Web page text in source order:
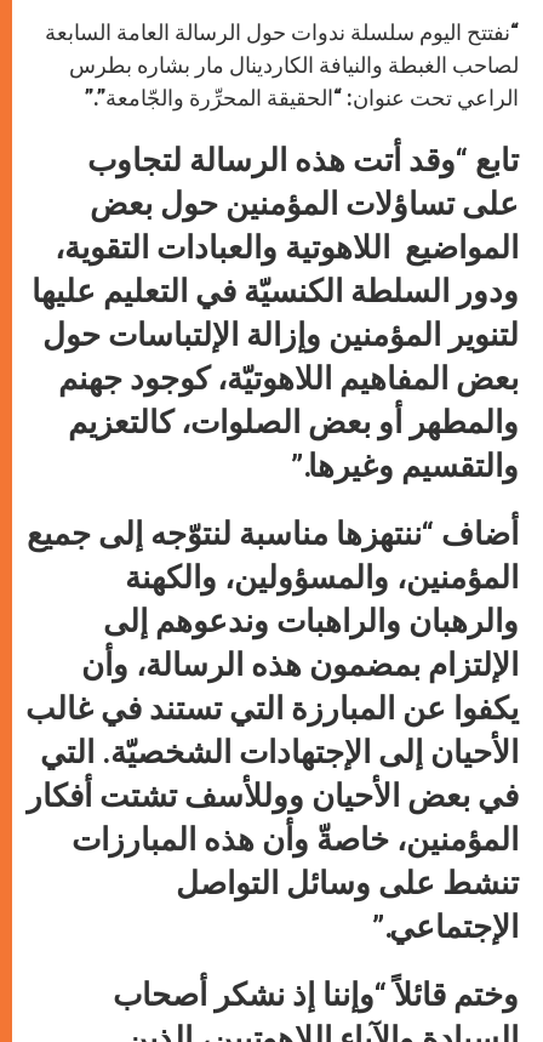
“نفتتح اليوم سلسلة ندوات حول الرسالة العامة السابعة
لصاحب الغبطة والنيافة الكاردينال مار بشاره بطرس
الراعي تحت عنوان: “الحقيقة المحرِّرة والجّامعة”.”
تابع “وقد أتت هذه الرسالة لتجاوب
على تساؤلات المؤمنين حول بعض
المواضيع اللاهوتية والعبادات التقوية،
ودور السلطة الكنسيّة في التعليم عليها
لتنوير المؤمنين وإزالة الإلتباسات حول
بعض المفاهيم اللاهوتيّة، كوجود جهنم
والمطهر أو بعض الصلوات، كالتعزيم
والتقسيم وغيرها.”
أضاف “ننتهزها مناسبة لنتوّجه إلى جميع
المؤمنين، والمسؤولين، والكهنة
والرهبان والراهبات وندعوهم إلى
الإلتزام بمضمون هذه الرسالة، وأن
يكفوا عن المبارزة التي تستند في غالب
الأحيان إلى الإجتهادات الشخصيّة. التي
في بعض الأحيان ووللأسف تشتت أفكار
المؤمنين، خاصةّ وأن هذه المبارزات
تنشط على وسائل التواصل
الإجتماعي.”
وختم قائلاً “وإننا إذ نشكر أصحاب